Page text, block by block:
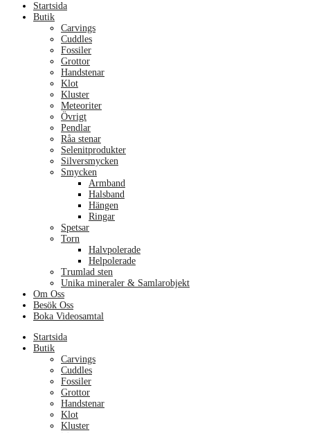
Startsida
Butik
Carvings
Cuddles
Fossiler
Grottor
Handstenar
Klot
Kluster
Meteoriter
Övrigt
Pendlar
Råa stenar
Selenitprodukter
Silversmycken
Smycken
Armband
Halsband
Hängen
Ringar
Spetsar
Torn
Halvpolerade
Helpolerade
Trumlad sten
Unika mineraler & Samlarobjekt
Om Oss
Besök Oss
Boka Videosamtal
Menu
Startsida
Butik
Carvings
Cuddles
Fossiler
Grottor
Handstenar
Klot
Kluster